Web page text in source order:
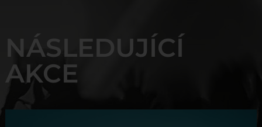
NÁSLEDUJÍCÍ
AKCE